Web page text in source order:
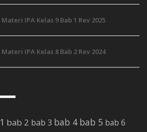
IPA Kelas 9 Bab 1 Rev 2025
IPA Kelas 8 Bab 2 Rev 2024
bab 2 bab 3 bab 4 bab 5 bab 6